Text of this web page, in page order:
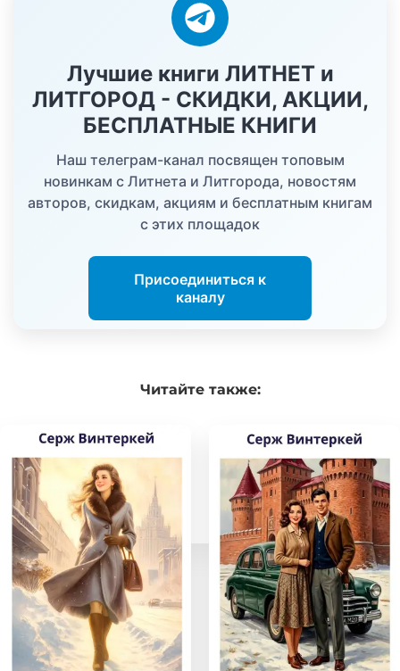
Лучшие книги ЛИТНЕТ и
ЛИТГОРОД - СКИДКИ, АКЦИИ,
БЕСПЛАТНЫЕ КНИГИ
Наш телеграм-канал посвящен топовым
новинкам с Литнета и Литгорода, новостям
авторов, скидкам, акциям и бесплатным книгам
с этих площадок
Присоединиться к
каналу
Читайтетакже: